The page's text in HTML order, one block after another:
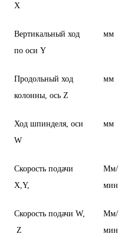
X
Вертикальный ход
по оси Y
мм
Продольный ход
колонны, ось Z
мм
Ход шпинделя, оси
W
мм
Скорость подачи
X,Y,
Мм/
мин
Скорость подачи W,
Z
Мм/
мин